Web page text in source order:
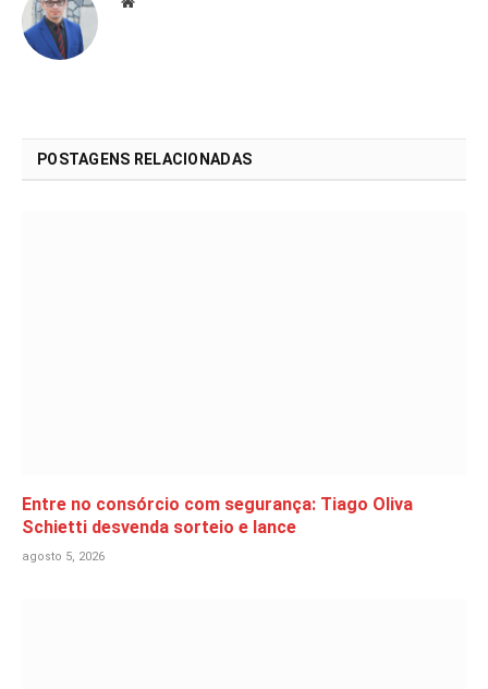
POSTAGENS RELACIONADAS
Entre no consórcio com segurança: Tiago Oliva
Schietti desvenda sorteio e lance
agosto 5, 2026